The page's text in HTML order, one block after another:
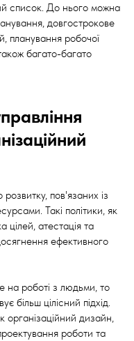
список. До нього можна
довгострокове
планування робочої
багато-багато
розвитку, пов'язаних із
Такі політики, як
цілей, атестація та
ефективного
роботі з людьми, то
більш цілісний підхід.
організаційний дизайн,
роботи та